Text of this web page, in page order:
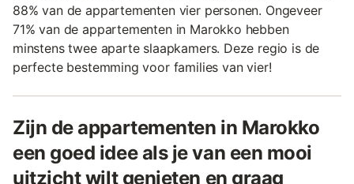
88% van de appartementen vier personen. Ongeveer
71% van de appartementen in Marokko hebben
minstens twee aparte slaapkamers. Deze regio is de
perfecte bestemming voor families van vier!
Zijn de appartementen in Marokko
een goed idee als je van een mooi
uitzicht wilt genieten en graag